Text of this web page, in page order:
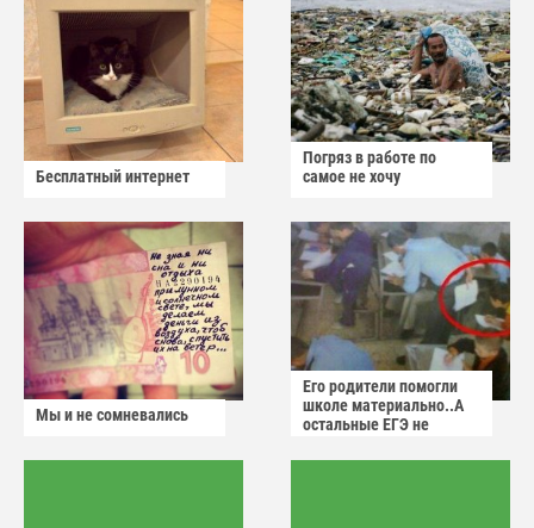
Бесплатный интернет
Погряз в работе по
самое не хочу
Мы и не сомневались
Его родители помогли
школе материально..А
остальные ЕГЭ не